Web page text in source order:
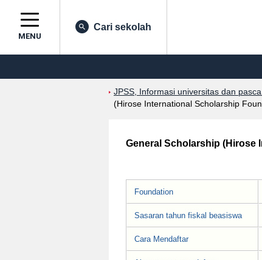
MENU
Cari sekolah
JPSS, Informasi universitas dan
(Hirose International Scholarship
General Scholarship (Hirose
Foundation
Sasaran tahun fiskal beasiswa
Cara Mendaftar